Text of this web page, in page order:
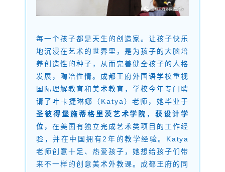
每一个孩子都是天生的创造家。让孩子快乐
地沉浸在艺术的世界里，是为孩子的大脑培
养创造性的种子，从而完善健全孩子的人格
发展，陶冶性情。成都王府外国语学校重视
国际理解教育和美术教育，学校今年专门聘
请了叶卡捷琳娜（Katya）老师，她毕业于
圣彼得堡施蒂格里茨艺术学院 ，获设计学
位 ，在美国有独立完成艺术类项目的工作经
验，并在中国拥有2年的教学经验。Katya
老师创意十足、热爱孩子，她想给孩子们带
来不一样的创意美术外教课。成都王府的同